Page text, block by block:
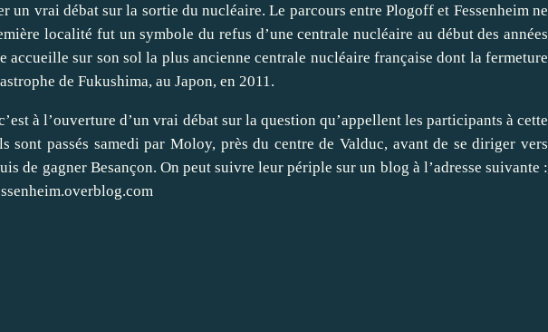
un vrai débat sur la sortie du nucléaire. Le parcours entre Plogoff et Fessenheim ne
localité fut un symbole du refus d’une centrale nucléaire au début des années
accueille sur son sol la plus ancienne centrale nucléaire française dont la fermeture
de Fukushima, au Japon, en 2011.
à l’ouverture d’un vrai débat sur la question qu’appellent les participants à cette
sont passés samedi par Moloy, près du centre de Valduc, avant de se diriger vers
de gagner Besançon. On peut suivre leur périple sur un blog à l’adresse suivante :